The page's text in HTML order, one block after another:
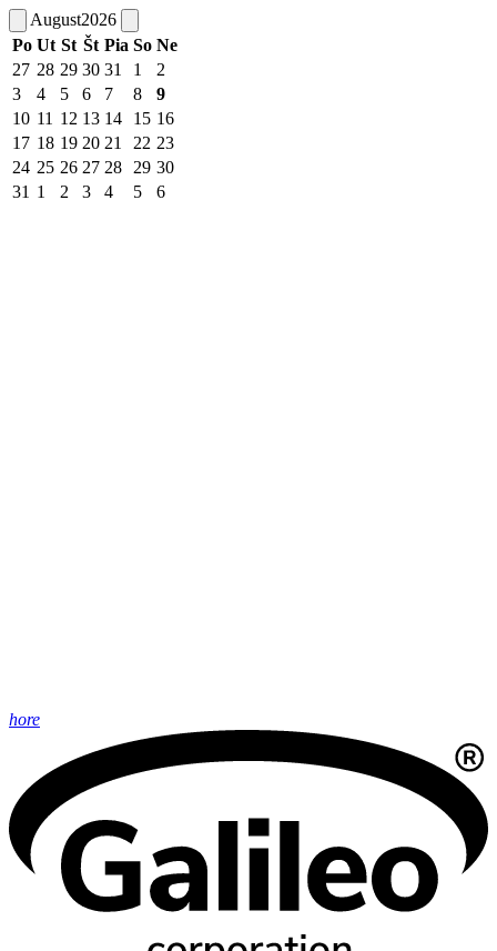
August2026
Po Ut St Št Pia So Ne
27 28 29 30 31 1
2
3
4 5 6 7 8
9
10 11 12 13 14 15 16
17 18 19 20 21 22 23
24 25 26 27 28 29 30
31 1 2 3 4 5 6
hore